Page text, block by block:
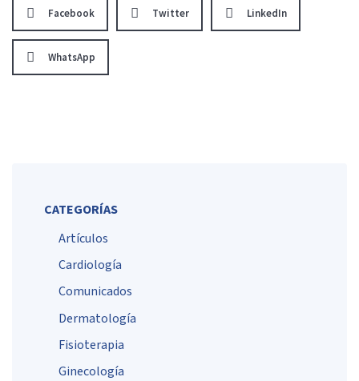
Facebook Twitter LinkedIn
WhatsApp
CATEGORÍAS
Artículos
Cardiología
Comunicados
Dermatología
Fisioterapia
Ginecología